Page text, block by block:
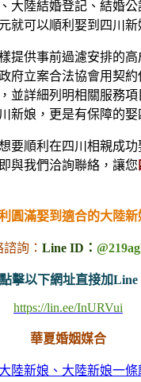
大陸結婚登記、結婚公
就可以順利娶到四川新
提供事前過濾安排的高
府立案合法協會用契約
並詳細列明相關服務項
新娘，更是有保障的娶
要順利在四川相親成
與我們洽詢聯絡，讓您
圓滿娶到適合的大陸新
詢： Line ID：
擊以下網址直接加Line
https://lin.ee/InURVui
華夏婚姻媒合
陸新娘、大陸新娘一